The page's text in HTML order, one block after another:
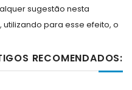
sugestão nesta
para esse efeito, o
RECOMENDADOS: